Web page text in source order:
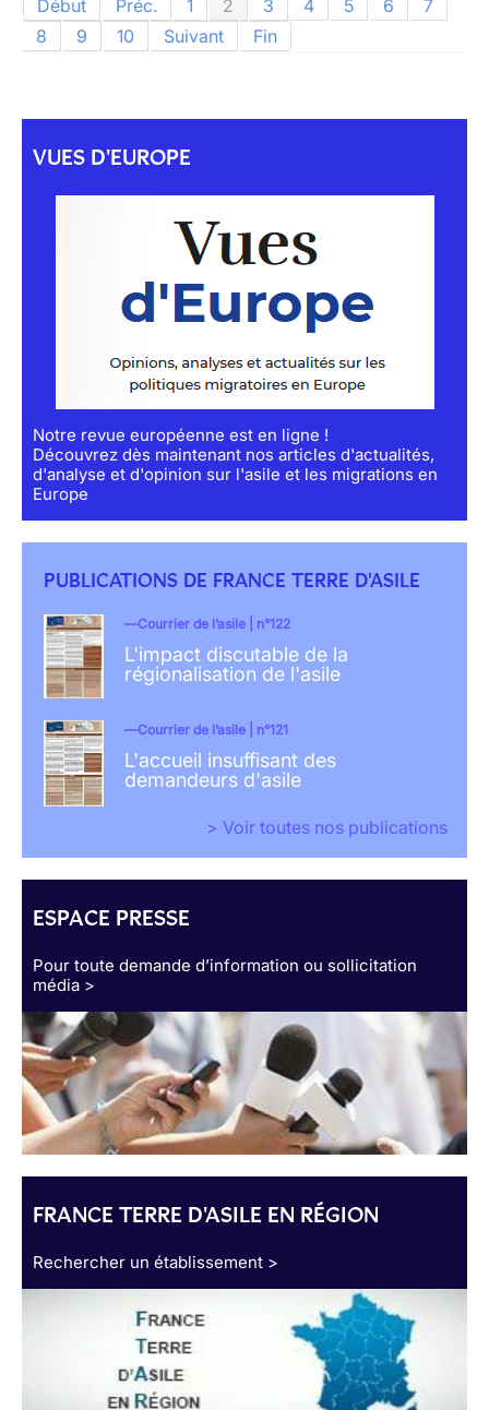
Début Préc. 1 2 3 4 5 6
7
8
9 10 Suivant Fin
VUES D'EUROPE
Notre revue européenne est en ligne !
Découvrez dès maintenant nos articles d'actualités,
d'analyse et d'opinion sur l'asile et les migrations en
Europe
PUBLICATIONS DE FRANCE TERRE D'ASILE
Courrier de l’asile | n°122
L'impact discutable de la
régionalisation de l'asile
Courrier de l’asile | n°121
L'accueil insuffisant des
demandeurs d'asile
> Voir toutes nos publications
ESPACE PRESSE
Pour toute demande d’information ou sollicitation
média >
FRANCE TERRE D'ASILE EN RÉGION
Rechercher un établissement >